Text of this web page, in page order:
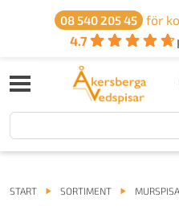
08 540 205 45
för
4.7
START SORTIMENT